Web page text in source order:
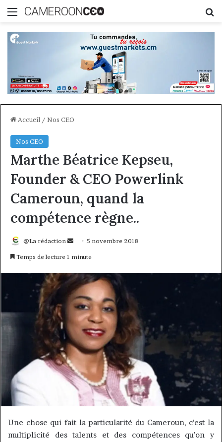
Menu
Accueil / Nos CEO
Nos CEO
Marthe Béatrice Kepseu,
Founder & CEO Powerlink
Cameroun, quand la
compétence règne..
@La rédaction
Envoyer5 novembre 2018
Temps de lecture 1 minute
Une chose qui fait la particularité du Cameroun, c’est la
multiplicité des talents et des compétences qu’on y